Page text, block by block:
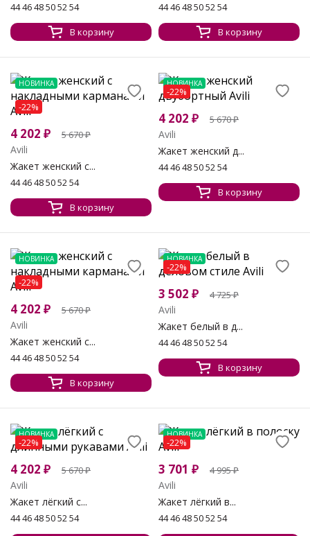
44 46 48 50 52 54
В корзину
44 46 48 50 52 54
В корзину
НОВИНКА
-22%
4 202 ₽ 5 670₽
Avili
Жакет женский с...
44 46 48 50 52 54
В корзину
НОВИНКА
-22%
4 202 ₽ 5 670₽
Avili
Жакет женский д...
44 46 48 50 52 54
В корзину
НОВИНКА
-22%
4 202 ₽ 5 670₽
Avili
Жакет женский с...
44 46 48 50 52 54
В корзину
НОВИНКА
-22%
3 502 ₽ 4 725₽
Avili
Жакет белый в д...
44 46 48 50 52 54
В корзину
НОВИНКА
-22%
4 202 ₽ 5 670₽
Avili
Жакет лёгкий с...
44 46 48 50 52 54
НОВИНКА
-22%
3 701 ₽ 4 995₽
Avili
Жакет лёгкий в...
44 46 48 50 52 54